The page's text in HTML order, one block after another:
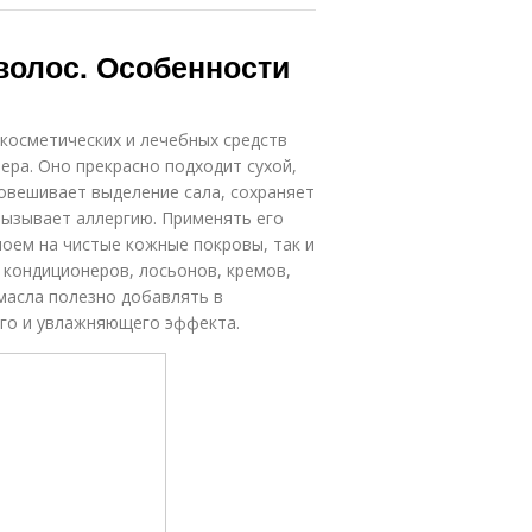
Особенности
и лечебных средств
Оно прекрасно подходит сухой,
выделение сала, сохраняет
аллергию. Применять его
на чистые кожные покровы, так и
лосьонов, кремов,
полезно добавлять в
и увлажняющего эффекта.